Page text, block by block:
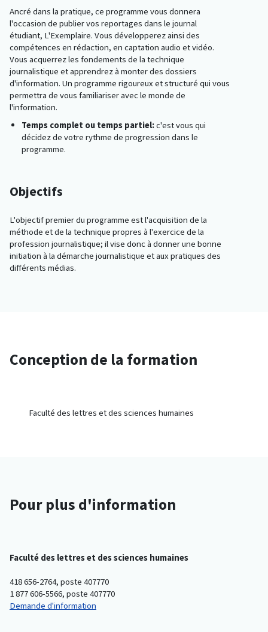
Ancré dans la pratique, ce programme vous donnera
l'occasion de publier vos reportages dans le journal
étudiant, L'Exemplaire. Vous développerez ainsi des
compétences en rédaction, en captation audio et vidéo.
Vous acquerrez les fondements de la technique
journalistique et apprendrez à monter des dossiers
d'information. Un programme rigoureux et structuré qui vous
permettra de vous familiariser avec le monde de
l'information.
Temps complet ou temps partiel:c'est vous qui
décidez de votre rythme de progression dans le
programme.
Objectifs
L'objectif premier du programme est l'acquisition de la
méthode et de la technique propres à l'exercice de la
profession journalistique; il vise donc à donner une bonne
initiation à la démarche journalistique et aux pratiques des
différents médias.
Conception de la formation
Faculté des lettres et des sciences humaines
Pour plus d'information
Faculté des lettres et des sciences humaines
418 656-2764, poste 407770
1 877 606-5566, poste 407770
Demande d'information